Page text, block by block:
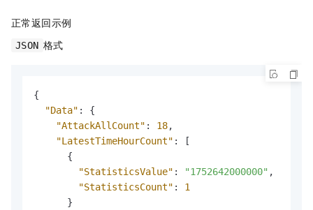
正常返回示例
JSON 格式
{
"Data" :
{
"AttackAllCount" : 18,
"LatestTimeHourCount" :
[
{
"StatisticsValue" : "1752642000000" ,
"StatisticsCount" :
1
}